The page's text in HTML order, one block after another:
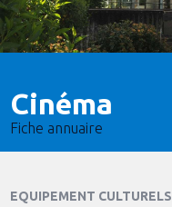
Cinéma
Fiche annuaire
EQUIPEMENT CULTURELS